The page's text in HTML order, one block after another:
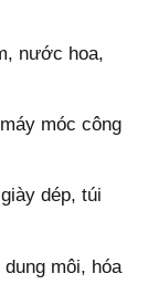
nước hoa,
móc công
dép, túi
môi, hóa